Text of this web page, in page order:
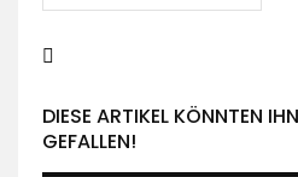
DIESE ARTIKEL KÖNNTEN
GEFALLEN!